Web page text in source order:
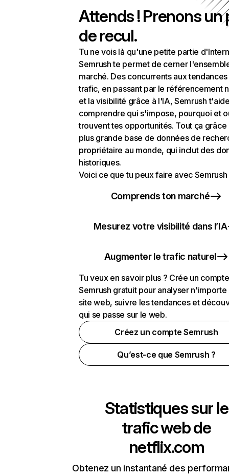
Attends ! Prenons un
de recul.
Tu ne vois là qu'une petite partie
Semrush te permet de cerner
marché. Des concurrents aux
trafic, en passant par le référencement
et la visibilité grâce à l'IA, Semrush
comprendre qui s'impose, pourquoi et
trouvent tes opportunités. Tout ça grâce
plus grande base de données de
propriétaire au monde, qui inclut des
historiques.
Voici ce que tu peux faire avec Semrush
Comprends ton marché
Mesurez votre visibilité dans l’IA
Augmenter le trafic naturel
Tu veux en savoir plus ? Crée un compte
Semrush gratuit pour analyser n'importe
site web, suivre les tendances et
qui se passe sur le web.
Créez un compte Semrush
Qu’est-ce que Semrush ?
Statistiques sur le
trafic web de
netflix.com
Obtenez un instantané des